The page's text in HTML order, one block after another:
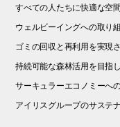
すべての人たちに快適な空
ウェルビーイングへの取り
ゴミの回収と再利用を実現
持続可能な森林活用を目指
サーキュラーエコノミーへ
アイリスグループのサステ